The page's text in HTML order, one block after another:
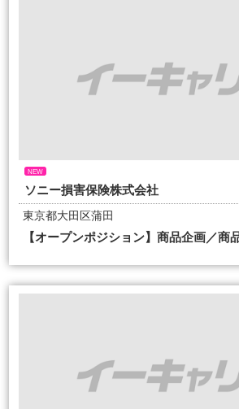
NEW
ソニー損害保険株式会社
東京都大田区蒲田
【オープンポジション】商品企画／商